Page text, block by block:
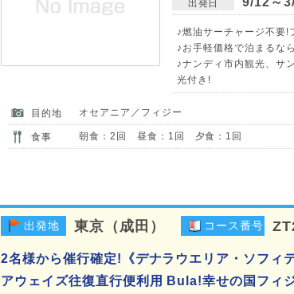
出発日
♪燃油サーチャージ不要!
♪お手軽価格で泊まるな
♪ナンディ市内観光、サ
光付き!
目的地 オセアニア／フィジー
食事 朝食：2回 昼食：1回 夕食：1回
出発地 東京（成田） コース番号
2名様から催行確定!《デナラウエリア・ソフィ
アウェイズ往復直行便利用 Bula!幸せの国フィ